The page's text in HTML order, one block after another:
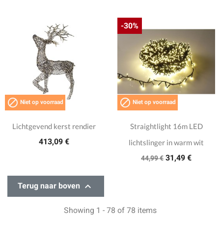
 Niet op voorraad
Lichtgevend kerst rendier
413,09 €
 Niet op voorraad
Straightlight 16m LED
lichtslinger in warm wit
44,99 € 31,49 €
-30%
Terug naar boven 
Showing 1 - 78 of 78 items